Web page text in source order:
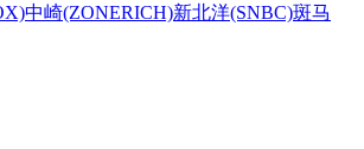
中崎(ZONERICH)新北洋(SNBC)斑马